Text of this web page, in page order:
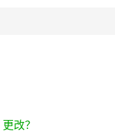
更改？